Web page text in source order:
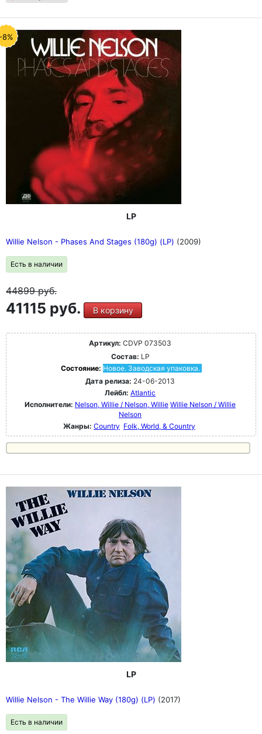
8%
LP
Willie Nelson - Phases And Stages (180g) (LP) (2009)
Есть в наличии
44899руб.
41115 руб. В корзину
Артикул: CDVP 073503
Состав: LP
Состояние: Новое. Заводская упаковка.
Дата релиза: 24-06-2013
Лейбл: Atlantic
Исполнители: Nelson, Willie / Nelson, Willie Willie Nelson / Willie
Nelson
Жанры: Country Folk, World, & Country
LP
Willie Nelson - The Willie Way (180g) (LP) (2017)
Есть в наличии